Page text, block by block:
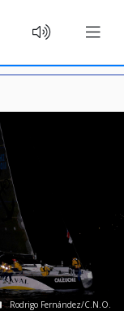
Rodrigo Fernández/C.N.O.